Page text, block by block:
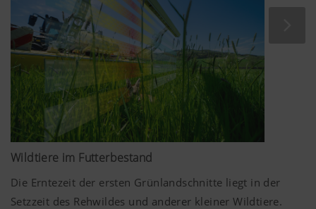
Wildtiere im Futterbestand
Die Erntezeit der ersten Grünlandschnitte liegt in der
Setzzeit des Rehwildes und anderer kleiner Wildtiere.